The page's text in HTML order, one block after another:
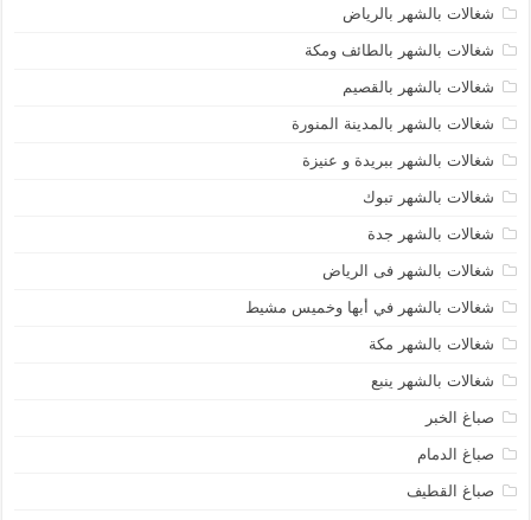
شغالات بالشهر بالرياض
شغالات بالشهر بالطائف ومكة
شغالات بالشهر بالقصيم
شغالات بالشهر بالمدينة المنورة
شغالات بالشهر ببريدة و عنيزة
شغالات بالشهر تبوك
شغالات بالشهر جدة
شغالات بالشهر فى الرياض
شغالات بالشهر في أبها وخميس مشيط
شغالات بالشهر مكة
شغالات بالشهر ينبع
صباغ الخبر
صباغ الدمام
صباغ القطيف